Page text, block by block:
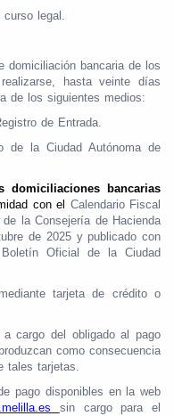
curso legal.
domiciliación bancaria de los
hasta veinte días
de los siguientes medios:
de Entrada.
de la Ciudad Autónoma de
domiciliaciones bancarias
con el Calendario Fiscal
la Consejería de Hacienda
de 2025 y publicado con
Oficial de la Ciudad
tarjeta de crédito o
cargo del obligado al pago
como consecuencia
tales tarjetas.
pago disponibles en la web
sin cargo para el